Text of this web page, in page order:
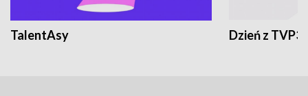
TalentAsy Dzień z TVP3